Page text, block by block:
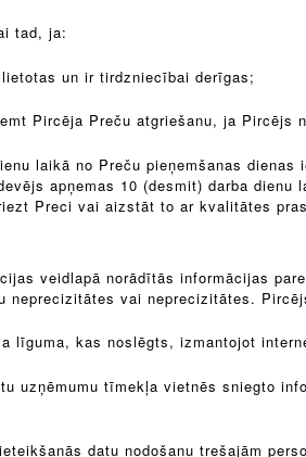
tad, ja:
un ir tirdzniecībai derīgas;
Pircēja Preču atgriešanu, ja Pircējs
laikā no Preču pieņemšanas
apņemas 10 (desmit) darba
Preci vai aizstāt to ar kvalitātes
veidlapā norādītās informācijas
neprecizitātes vai neprecizitātes.
līguma, kas noslēgts, izmantojot
uzņēmumu tīmekļa vietnēs sniegto
datu nodošanu trešajām